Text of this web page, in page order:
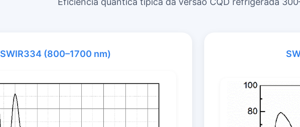
SWIR334 (800–1700 nm)